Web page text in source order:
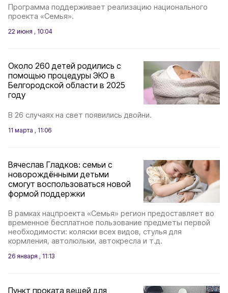
Программа поддерживает реализацию национального
проекта «Семья».
22 июня , 10:04
Около 260 детей родились с
помощью процедуры ЭКО в
Белгородской области в 2025
году
В 26 случаях на свет появились двойни.
11 марта , 11:06
Вячеслав Гладков: семьи с
новорождёнными детьми
смогут воспользоваться новой
формой поддержки
В рамках нацпроекта «Семья» регион предоставляет во
временное бесплатное пользование предметы первой
необходимости: коляски всех видов, стулья для
кормления, автолюльки, автокресла и т.д.
26 января , 11:13
Пункт проката вещей для